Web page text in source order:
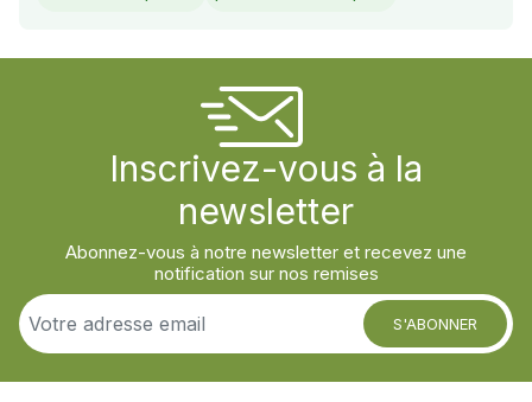
Inscrivez-vous à la
newsletter
Abonnez-vous à notre newsletter et recevez une
notification sur nos remises
S'ABONNER